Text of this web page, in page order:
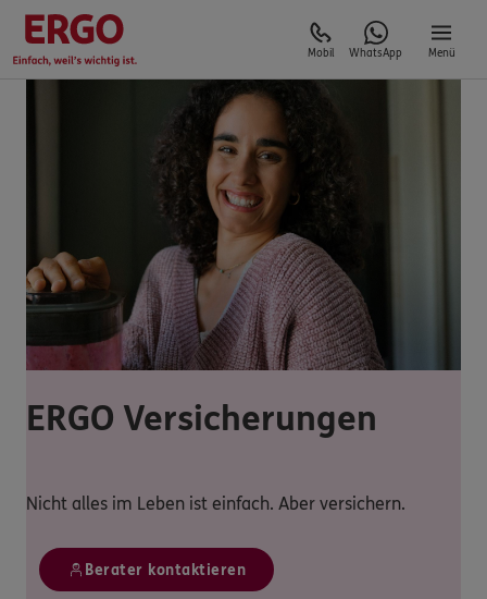
Mobil WhatsApp Menü
ERGO Versicherungen
Nicht alles im Leben ist einfach. Aber versichern.
Berater kontaktieren